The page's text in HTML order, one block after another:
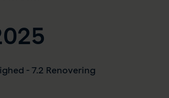
- 7.2 Renovering